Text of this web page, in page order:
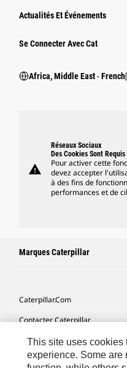
Actualités Et Événements
Se Connecter Avec Cat
Africa, Middle East ‧ French
warning
Réseaux Sociaux
Des Cookies Sont Requis
Pour activer cette
devez accepter
à des fins de
performances et de
Marques Caterpillar
Caterpillar.com
Contacter Caterpillar
Mes Préférences Marketing
Plan Du Site
This site uses cookies
experience. Some are